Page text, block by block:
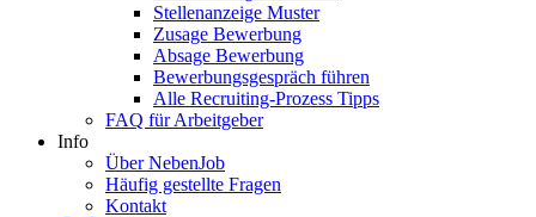
Stellenanzeige Muster
Zusage Bewerbung
Absage Bewerbung
Bewerbungsgespräch führen
Alle Recruiting-Prozess Tipps
FAQ für Arbeitgeber
Info
Über NebenJob
Häufig gestellte Fragen
Kontakt